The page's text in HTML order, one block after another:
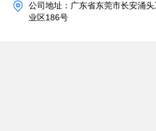
公司地址：广东省东莞市长安涌头
业区186号